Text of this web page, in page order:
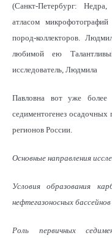
(Санкт-Петербург:
атласом
пород-коллекторов.
любимой ею
исследователь, Людмила
Павловна вот уже более
седиментогенез
регионов России.
Основные направления
Условия образования
нефтегазоносных бассейнов
Роль первичных